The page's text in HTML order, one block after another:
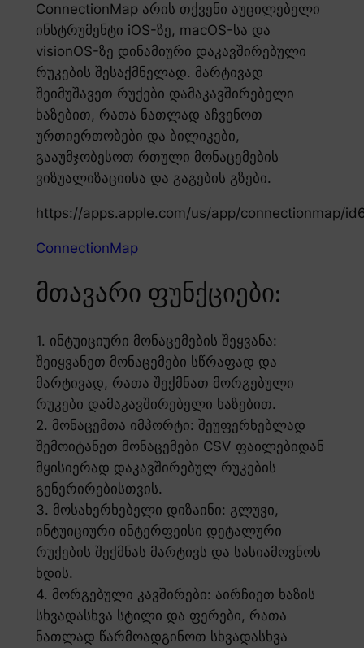
ConnectionMap არის თქვენი აუცილებელი
ინსტრუმენტი iOS-ზე, macOS-სა და
visionOS-ზე დინამიური დაკავშირებული
რუკების შესაქმნელად. მარტივად
შეიმუშავეთ რუქები დამაკავშირებელი
ხაზებით, რათა ნათლად აჩვენოთ
ურთიერთობები და ბილიკები,
გააუმჯობესოთ რთული მონაცემების
ვიზუალიზაციისა და გაგების გზები.
https://apps.apple.com/us/app/connectionmap/
ConnectionMap
მთავარი ფუნქციები:
1. ინტუიციური მონაცემების შეყვანა:
შეიყვანეთ მონაცემები სწრაფად და
მარტივად, რათა შექმნათ მორგებული
რუკები დამაკავშირებელი ხაზებით.
2. მონაცემთა იმპორტი: შეუფერხებლად
შემოიტანეთ მონაცემები CSV ფაილებიდან
მყისიერად დაკავშირებულ რუკების
გენერირებისთვის.
3. მოსახერხებელი დიზაინი: გლუვი,
ინტუიციური ინტერფეისი დეტალური
რუქების შექმნას მარტივს და სასიამოვნოს
ხდის.
4. მორგებული კავშირები: აირჩიეთ ხაზის
სხვადასხვა სტილი და ფერები, რათა
ნათლად წარმოადგინოთ სხვადასხვა